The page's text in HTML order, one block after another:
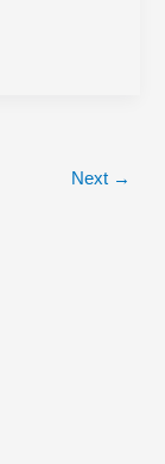
Next →